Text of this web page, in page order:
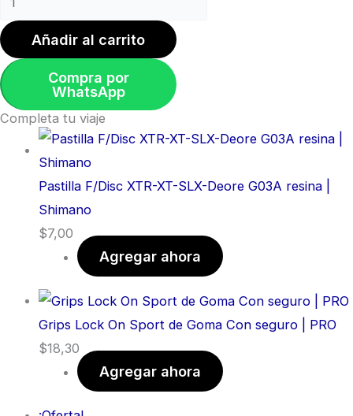
Añadir al carrito
Compra por
WhatsApp
Completa tu viaje
Pastilla F/Disc XTR-XT-SLX-Deore G03A resina |
Shimano
$7,00
Agregar ahora
Grips Lock On Sport de Goma Con seguro | PRO
$18,30
Agregar ahora